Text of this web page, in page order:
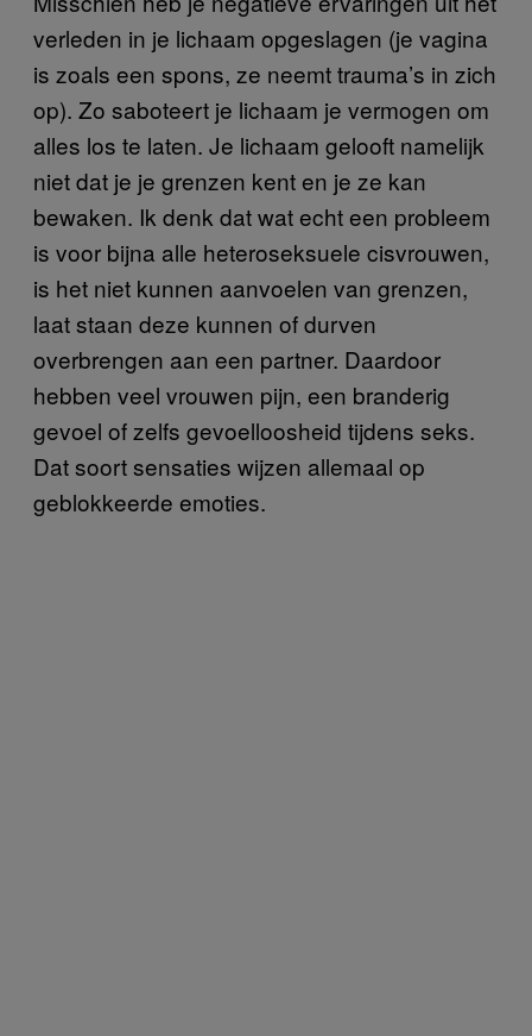
verleden in je lichaam opgeslagen (je vagina
is zoals een spons, ze neemt trauma’s in zich
op). Zo saboteert je lichaam je vermogen om
alles los te laten. Je lichaam gelooft namelijk
niet dat je je grenzen kent en je ze kan
bewaken. Ik denk dat wat echt een probleem
is voor bijna alle heteroseksuele cisvrouwen,
is het niet kunnen aanvoelen van grenzen,
laat staan deze kunnen of durven
overbrengen aan een partner. Daardoor
hebben veel vrouwen pijn, een branderig
gevoel of zelfs gevoelloosheid tijdens seks.
Dat soort sensaties wijzen allemaal op
geblokkeerde emoties.